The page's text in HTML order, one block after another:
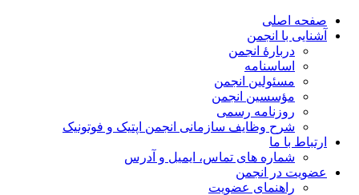
صفحه اصلی
آشنایی با انجمن
دربارۀ انجمن
اساسنامه
مسئولین انجمن
مؤسسین انجمن
روزنامه رسمی
شرح وظایف سازمانی انجمن اپتیک و فوتونیک
ارتباط با ما
شماره های تماس، ایمیل و آدرس
عضویت در انجمن
راهنمای عضویت